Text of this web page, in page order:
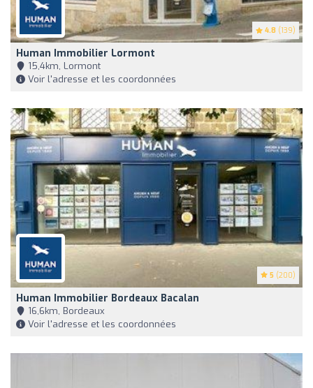
4.8 (139)
Human Immobilier Lormont
15,4km, Lormont
Voir l'adresse et les coordonnées
5 (200)
Human Immobilier Bordeaux Bacalan
16,6km, Bordeaux
Voir l'adresse et les coordonnées